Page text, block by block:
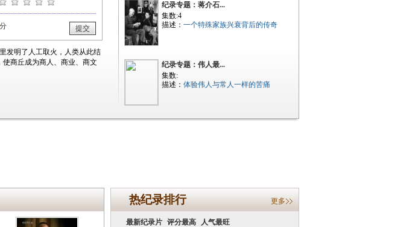
发明了人工取火，人类从此结
商丘成为商人、商业、商文
分 提交
纪录专题：蒋介石...
集数:4
描述： 一个特殊家族兴衰背后的传奇
纪录专题：伟人最...
集数:
描述： 体验伟人与常人一样的苦痛
热纪录排行 更多
最新纪录片 评分最高 人气最旺